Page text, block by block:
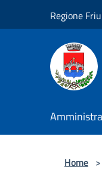
Regione
Home >